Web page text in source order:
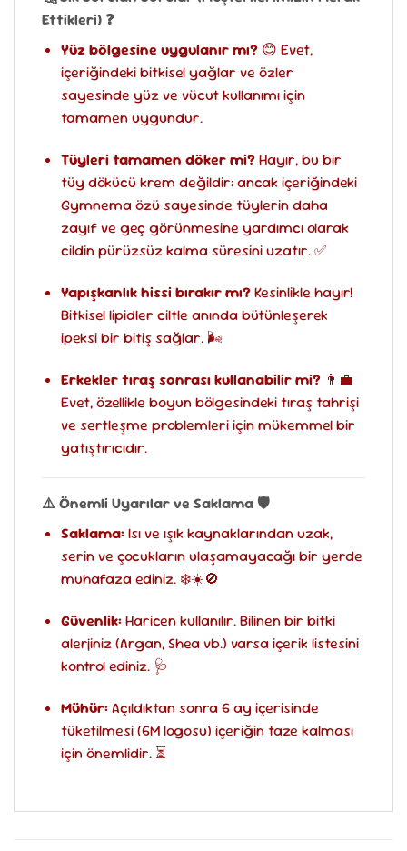
Ettikleri) ❓
Yüz bölgesine uygulanır mı?😊 Evet,
içeriğindeki bitkisel yağlar ve özler
sayesinde yüz ve vücut kullanımı için
tamamen uygundur.
Tüyleri tamamen döker mi?Hayır, bu bir
tüy dökücü krem değildir; ancak içeriğindeki
Gymnema özü sayesinde tüylerin daha
zayıf ve geç görünmesine yardımcı olarak
cildin pürüzsüz kalma süresini uzatır. ✅
Yapışkanlık hissi bırakır mı?Kesinlikle hayır!
Bitkisel lipidler ciltle anında bütünleşerek
ipeksi bir bitiş sağlar. 🌬️
Erkekler tıraş sonrası kullanabilir mi?👨‍💼
Evet, özellikle boyun bölgesindeki tıraş tahrişi
ve sertleşme problemleri için mükemmel bir
yatıştırıcıdır.
⚠️ Önemli Uyarılar ve Saklama 🛡️
Saklama:Isı ve ışık kaynaklarından uzak,
serin ve çocukların ulaşamayacağı bir yerde
muhafaza ediniz. ❄️☀️🚫
Güvenlik:Haricen kullanılır. Bilinen bir bitki
alerjiniz (Argan, Shea vb.) varsa içerik listesini
kontrol ediniz. 🩺
Mühür:Açıldıktan sonra 6 ay içerisinde
tüketilmesi (6M logosu) içeriğin taze kalması
için önemlidir. ⏳